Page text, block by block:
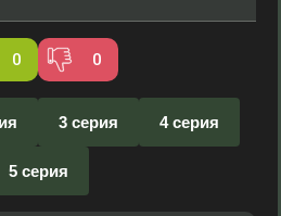
0 0
3 серия 4 серия
5 серия